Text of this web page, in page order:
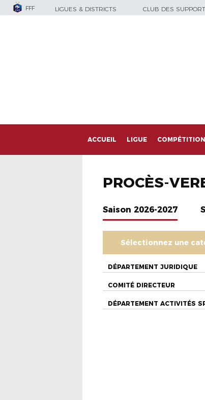
FFF LIGUES & DISTRICTS CLUB DES
ACCUEIL LIGUE
PROCÈS-
Saison 2026-2027
Sélectionnez une
DÉPARTEMENT JURIDIQUE
COMITÉ DIRECTEUR
DÉPARTEMENT ACTIVITÉS